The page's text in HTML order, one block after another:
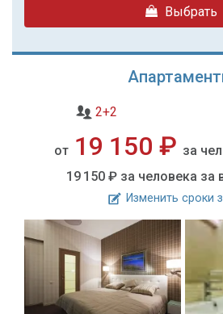
Выбрать
2+2
от 19 150 ₽ за
19 150 ₽ за человека за
Изменить сроки